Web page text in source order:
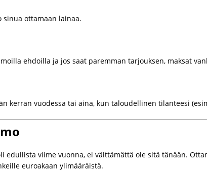
sinua ottamaan lainaa.
ehdoilla ja jos saat paremman tarjouksen, maksat
kerran vuodessa tai aina, kun taloudellinen tilanteesi
edullista viime vuonna, ei välttämättä ole sitä tänään.
euroakaan ylimääräistä.